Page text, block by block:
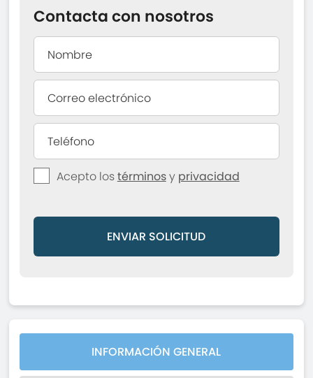
Contacta con nosotros
Acepto lostérminosy privacidad
ENVIAR SOLICITUD
INFORMACIÓN GENERAL